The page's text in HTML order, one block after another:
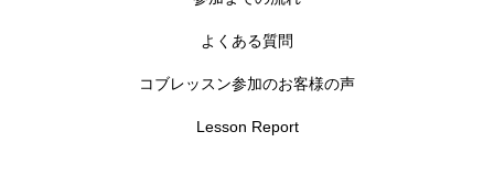
よくある質問
コブレッスン参加のお客様の声
Lesson Report